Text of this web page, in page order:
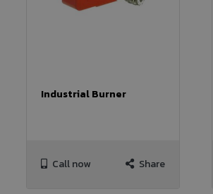
Industrial Burner
Call now Share